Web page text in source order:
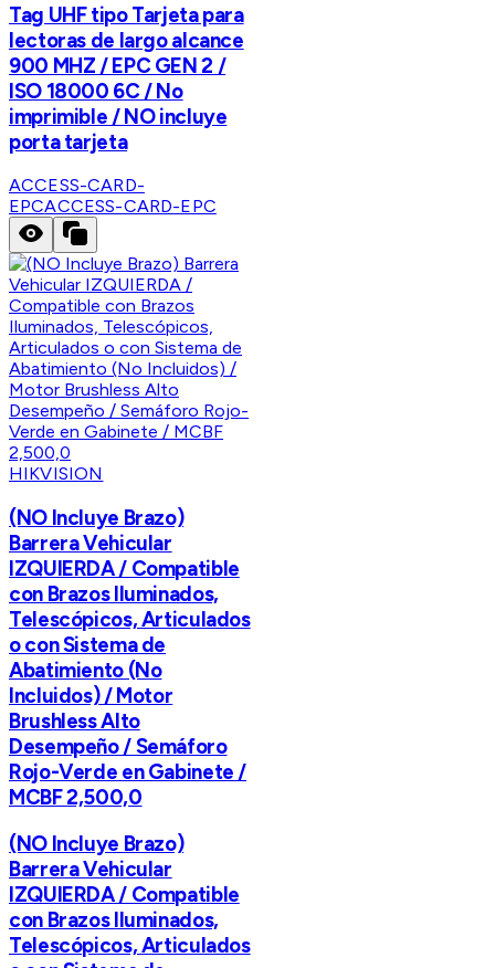
Tag UHF tipo Tarjeta para
lectoras de largo alcance
900 MHZ / EPC GEN 2 /
ISO 18000 6C / No
imprimible / NO incluye
porta tarjeta
ACCESS-CARD-
EPCACCESS-CARD-EPC
HIKVISION
(NO Incluye Brazo)
Barrera Vehicular
IZQUIERDA / Compatible
con Brazos Iluminados,
Telescópicos, Articulados
o con Sistema de
Abatimiento (No
Incluidos) / Motor
Brushless Alto
Desempeño / Semáforo
Rojo-Verde en Gabinete /
MCBF 2,500,0
(NO Incluye Brazo)
Barrera Vehicular
IZQUIERDA / Compatible
con Brazos Iluminados,
Telescópicos, Articulados